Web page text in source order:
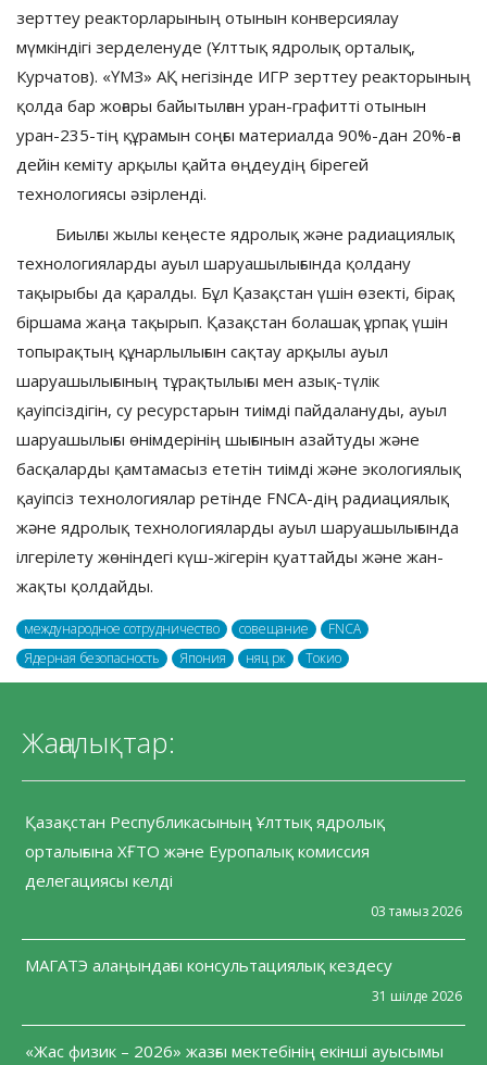
зерттеу реакторларының отынын конверсиялау
мүмкіндігі зерделенуде (Ұлттық ядролық орталық,
Курчатов). «ҮМЗ» АҚ негізінде ИГР зерттеу реакторының
қолда бар жоғары байытылған уран-графитті отынын
уран-235-тің құрамын соңғы материалда 90%-дан 20%-ға
дейін кеміту арқылы қайта өңдеудің бірегей
технологиясы әзірленді.
Биылғы жылы кеңесте ядролық және радиациялық
технологияларды ауыл шаруашылығында қолдану
тақырыбы да қаралды. Бұл Қазақстан үшін өзекті, бірақ
біршама жаңа тақырып. Қазақстан болашақ ұрпақ үшін
топырақтың құнарлылығын сақтау арқылы ауыл
шаруашылығының тұрақтылығы мен азық-түлік
қауіпсіздігін, су ресурстарын тиімді пайдалануды, ауыл
шаруашылығы өнімдерінің шығынын азайтуды және
басқаларды қамтамасыз ететін тиімді және экологиялық
қауіпсіз технологиялар ретінде FNCA-дің радиациялық
және ядролық технологияларды ауыл шаруашылығында
ілгерілету жөніндегі күш-жігерін қуаттайды және жан-
жақты қолдайды.
международное сотрудничество совещание
FNCA
Ядерная безопасность
Япония няц рк Токио
Жаңалықтар:
Қазақстан Республикасының Ұлттық ядролық
орталығына ХҒТО және Еуропалық комиссия
делегациясы келді
03 тамыз 2026
МАГАТЭ алаңындағы консультациялық кездесу
31 шілде 2026
«Жас физик – 2026» жазғы мектебінің екінші ауысымы